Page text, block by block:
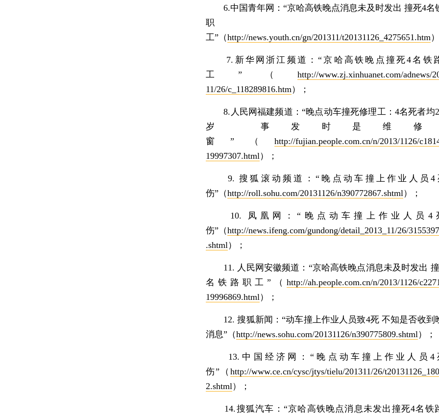
6.中国青年网：“京哈高铁晚点消息未及时发出 撞死4名
职
工”（http://news.youth.cn/gn/201311/t20131126_4275651.htm
7.新华网浙江频道：“京哈高铁晚点撞死4名铁
工”（ http://www.zj.xinhuanet.com/adnews/
11/26/c_118289816.htm）；
8.人民网福建频道：“晚点动车撞死修理工：4名死者均
岁 事发时是维修
窗”（ http://fujian.people.com.cn/n/2013/1126/
19997307.html）；
9. 搜狐滚动频道：“晚点动车撞上作业人员4
伤”（http://roll.sohu.com/20131126/n390772867.shtml）；
10. 凤凰网：“晚点动车撞上作业人员4
伤”（http://news.ifeng.com/gundong/detail_2013_11/26/
.shtml）；
11. 人民网安徽频道：“京哈高铁晚点消息未及时发出
名铁路职工”（ http://ah.people.com.cn/n/2013/1126/
19996869.html）；
12. 搜狐新闻：“动车撞上作业人员致4死 不知是否收到
消息”（http://news.sohu.com/20131126/n390775809.shtml）；
13.中国经济网：“晚点动车撞上作业人员4
伤”（ http://www.ce.cn/cysc/jtys/tielu/201311/26/
2.shtml）；
14.搜狐汽车：“京哈高铁晚点消息未发出撞死4名铁